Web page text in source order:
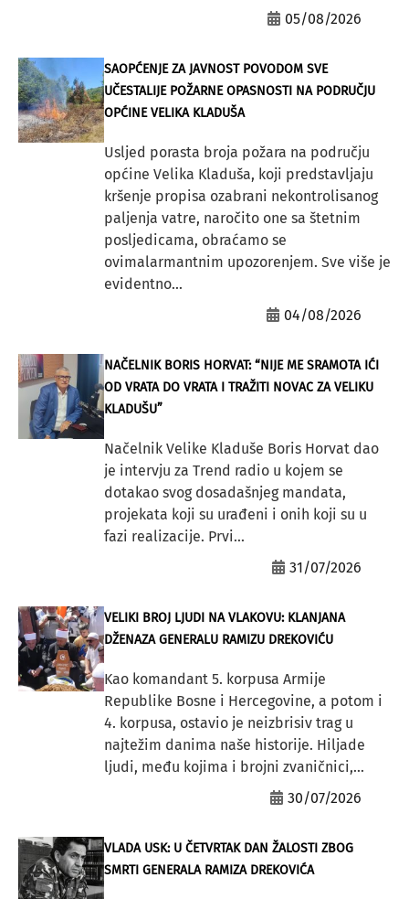
05/08/2026
SAOPĆENJE ZA JAVNOST POVODOM SVE
UČESTALIJE POŽARNE OPASNOSTI NA PODRUČJU
OPĆINE VELIKA KLADUŠA
Usljed porasta broja požara na području
općine Velika Kladuša, koji predstavljaju
kršenje propisa ozabrani nekontrolisanog
paljenja vatre, naročito one sa štetnim
posljedicama, obraćamo se
ovimalarmantnim upozorenjem. Sve više je
evidentno...
04/08/2026
NAČELNIK BORIS HORVAT: “NIJE ME SRAMOTA IĆI
OD VRATA DO VRATA I TRAŽITI NOVAC ZA VELIKU
KLADUŠU”
Načelnik Velike Kladuše Boris Horvat dao
je intervju za Trend radio u kojem se
dotakao svog dosadašnjeg mandata,
projekata koji su urađeni i onih koji su u
fazi realizacije. Prvi...
31/07/2026
VELIKI BROJ LJUDI NA VLAKOVU: KLANJANA
DŽENAZA GENERALU RAMIZU DREKOVIĆU
Kao komandant 5. korpusa Armije
Republike Bosne i Hercegovine, a potom i
4. korpusa, ostavio je neizbrisiv trag u
najtežim danima naše historije. Hiljade
ljudi, među kojima i brojni zvaničnici,...
30/07/2026
VLADA USK: U ČETVRTAK DAN ŽALOSTI ZBOG
SMRTI GENERALA RAMIZA DREKOVIĆA